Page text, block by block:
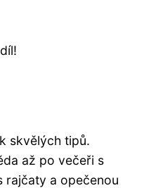
skvělých tipů.
až po večeři s
rajčaty a opečenou